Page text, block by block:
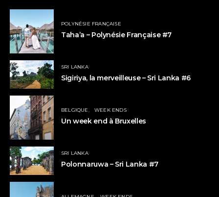
POLYNÉSIE FRANÇAISE
Taha’a – Polynésie Française #7
SRI LANKA
Sigiriya, la merveilleuse – Sri Lanka #6
BELGIQUE WEEK ENDS
Un week end à Bruxelles
SRI LANKA
Polonnaruwa – Sri Lanka #7